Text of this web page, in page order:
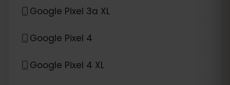
Google Pixel 3a XL
Google Pixel 4
Google Pixel 4 XL